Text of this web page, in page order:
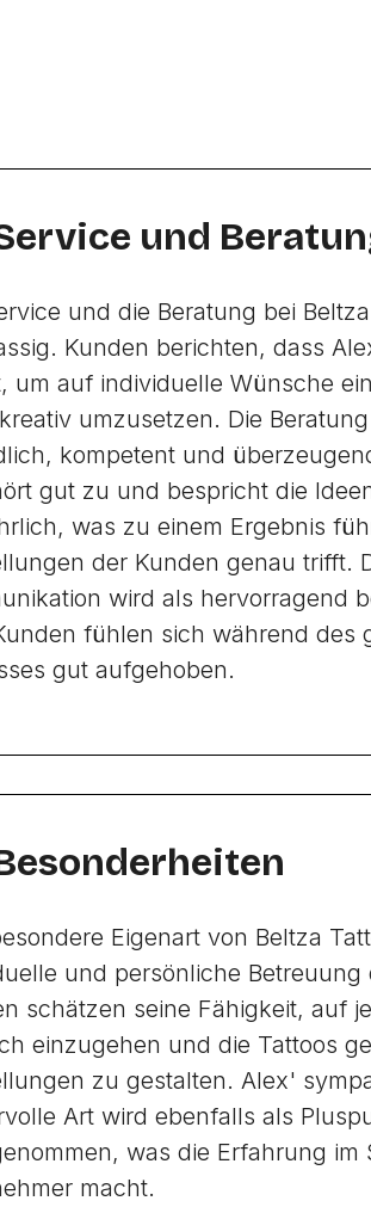
und
und die Beratung bei
Kunden berichten, dass
um auf individuelle Wünsche
umzusetzen. Die
kompetent und
gut zu und bespricht die
was zu einem Ergebnis
der Kunden genau trifft.
wird als hervorragend
fühlen sich während des
gut aufgehoben.
Eigenart von Beltza
und persönliche Betreuung
schätzen seine Fähigkeit, auf
einzugehen und die Tattoos
zu gestalten. Alex'
Art wird ebenfalls als
was die Erfahrung im
macht.